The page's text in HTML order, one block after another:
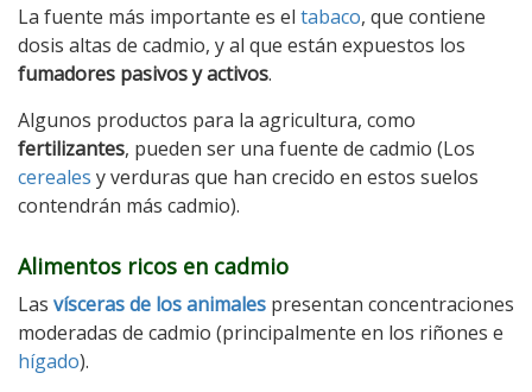
La fuente más importante es el tabaco, que contiene
dosis altas de cadmio, y al que están expuestos los
fumadores pasivos y activos.
Algunos productos para la agricultura, como
fertilizantes, pueden ser una fuente de cadmio (Los
cereales y verduras que han crecido en estos suelos
contendrán más cadmio).
Alimentos ricos en cadmio
Las vísceras de los animales presentan concentraciones
moderadas de cadmio (principalmente en los riñones e
hígado).